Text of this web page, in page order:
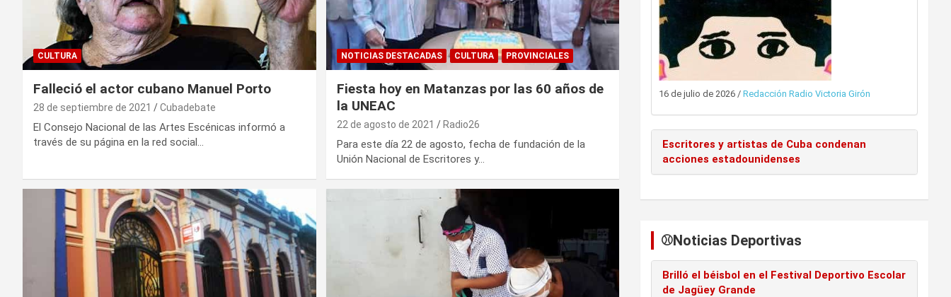
CULTURA
Falleció el actor cubano Manuel Porto
28 de septiembre de 2021 Cubadebate
El Consejo Nacional de las Artes Escénicas informó a
través de su página en la red social…
NOTICIAS DESTACADAS CULTURA PROVINCIALES
Fiesta hoy en Matanzas por las 60 años de
la UNEAC
22 de agosto de 2021 Radio26
Para este día 22 de agosto, fecha de fundación de la
Unión Nacional de Escritores y…
16 de julio de 2026 /Redacción Radio Victoria Girón
Escritores y artistas de Cuba condenan
acciones estadounidenses
⚾️Noticias Deportivas
Brilló el béisbol en el Festival Deportivo Escolar
de Jagüey Grande